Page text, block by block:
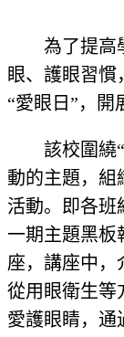
為了提高
眼、護眼習慣
“愛眼日”，開
該校圍繞
動的主題，組
活動。即各班
一期主題黑板
座，講座中，
從用眼衛生等
愛護眼睛，通